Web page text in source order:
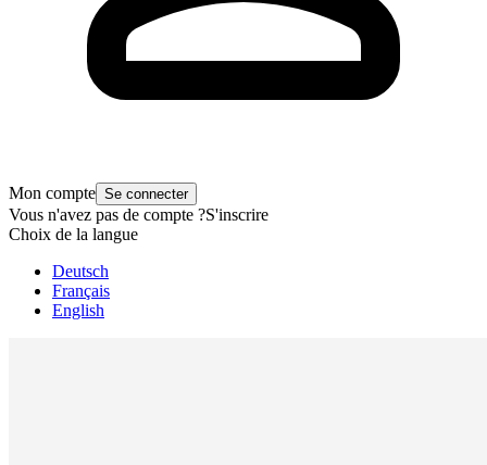
Mon compte Se connecter
Vous n'avez pas de compte ?S'inscrire
Choix de la langue
Deutsch
Français
English